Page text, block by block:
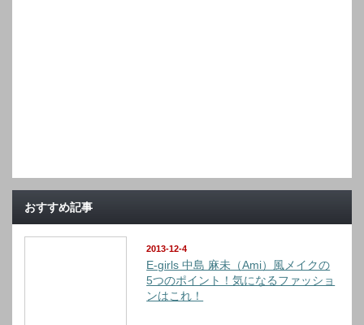
おすすめ記事
2013-12-4
E-girls 中島 麻未（Ami）風メイクの
5つのポイント！気になるファッショ
ンはこれ！